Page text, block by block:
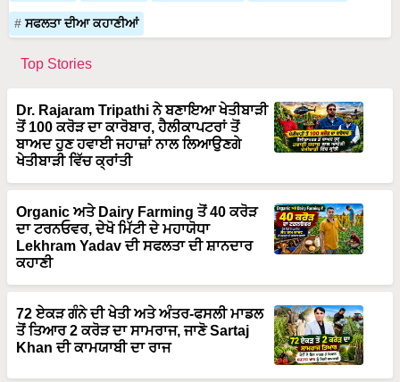
ਸਫਲਤਾ ਦੀਆ ਕਹਾਣੀਆਂ
Top Stories
Dr. Rajaram Tripathi ਨੇ ਬਣਾਇਆ ਖੇਤੀਬਾੜੀ
ਤੋਂ 100 ਕਰੋੜ ਦਾ ਕਾਰੋਬਾਰ, ਹੈਲੀਕਾਪਟਰਾਂ ਤੋਂ
ਬਾਅਦ ਹੁਣ ਹਵਾਈ ਜਹਾਜ਼ਾਂ ਨਾਲ ਲਿਆਉਣਗੇ
ਖੇਤੀਬਾੜੀ ਵਿੱਚ ਕ੍ਰਾਂਤੀ
Organic ਅਤੇ Dairy Farming ਤੋਂ 40 ਕਰੋੜ
ਦਾ ਟਰਨਓਵਰ, ਦੇਖੋ ਮਿੱਟੀ ਦੇ ਮਹਾਯੋਧਾ
Lekhram Yadav ਦੀ ਸਫਲਤਾ ਦੀ ਸ਼ਾਨਦਾਰ
ਕਹਾਣੀ
72 ਏਕੜ ਗੰਨੇ ਦੀ ਖੇਤੀ ਅਤੇ ਅੰਤਰ-ਫਸਲੀ ਮਾਡਲ
ਤੋਂ ਤਿਆਰ 2 ਕਰੋੜ ਦਾ ਸਾਮਰਾਜ, ਜਾਣੋ Sartaj
Khan ਦੀ ਕਾਮਯਾਬੀ ਦਾ ਰਾਜ